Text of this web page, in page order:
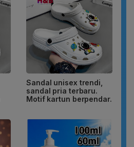
Sandal unisex trendi,
sandal pria terbaru.
Motif kartun berpendar.